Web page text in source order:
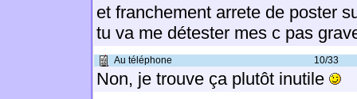
et franchement arrete de poster
tu va me détester mes c pas
Au téléphone 10/33
Non, je trouve ça plutôt inutile